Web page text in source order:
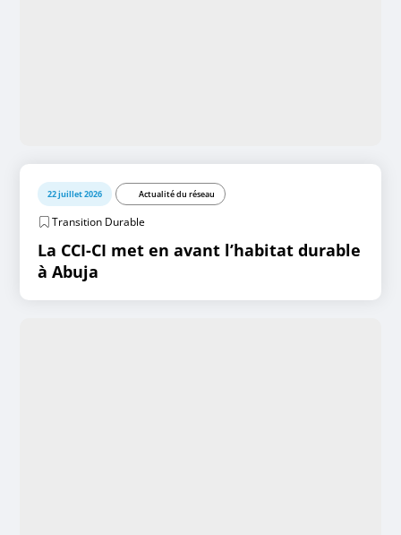
22 juillet 2026 Actualité du réseau
Transition Durable
La CCI-CI met en avant l’habitat durable
à Abuja